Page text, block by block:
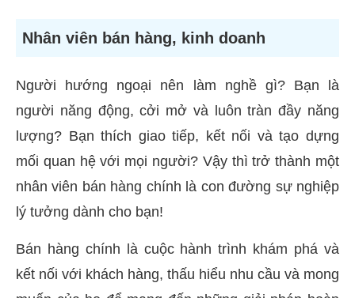
Nhân viên bán hàng, kinh doanh
Người hướng ngoại nên làm nghề gì? Bạn là
người năng động, cởi mở và luôn tràn đầy năng
lượng? Bạn thích giao tiếp, kết nối và tạo dựng
mối quan hệ với mọi người? Vậy thì trở thành một
nhân viên bán hàng chính là con đường sự nghiệp
lý tưởng dành cho bạn!
Bán hàng chính là cuộc hành trình khám phá và
kết nối với khách hàng, thấu hiểu nhu cầu và mong